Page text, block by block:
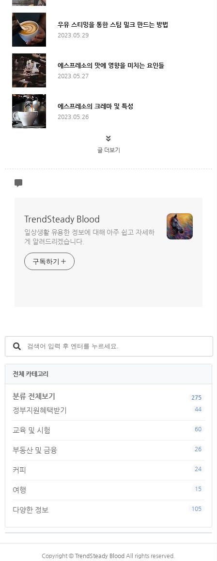
우유 스티밍을 통한 스팀 밀크 만드는 방법
2023.05.29
에스프레소의 맛에 영향을 미치는 요인들
2023.05.27
에스프레소의 크레마 및 특성
2023.05.26
글 더보기
TrendSteady Blood
일상생활 유용한 정보에 대해 아주 쉽고 자세하
게 알려드리겠습니다.
구독하기
전체 카테고리
분류 전체보기 275
정부지원혜택받기 44
교육 및 시험 60
부동산 및 금융 26
커피 24
여행 15
다양한 정보 105
Copyright © TrendSteady Blood All rights reserved.
TistoryWhaleSkin3.4